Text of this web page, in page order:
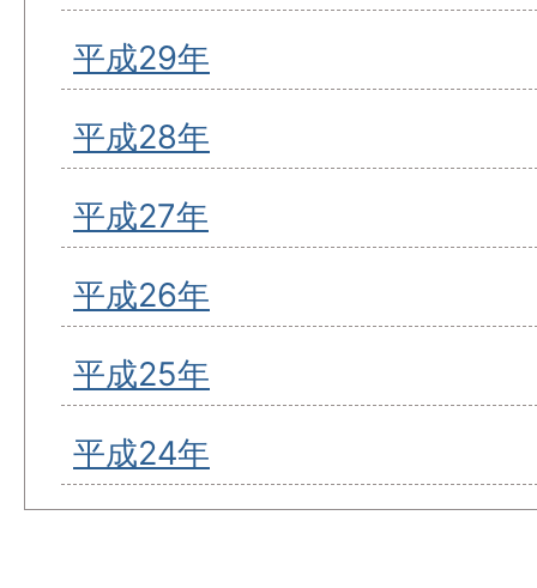
平成29年
平成28年
平成27年
平成26年
平成25年
平成24年